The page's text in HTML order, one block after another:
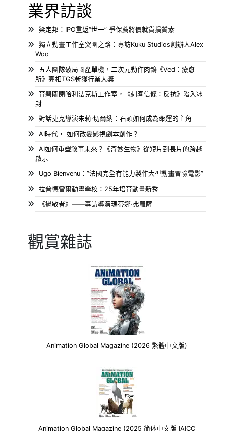
業界訪談
梁定邦：IPO重返“世一” 爭保薦將價就貨損質素
獨立動畫工作室突圍之路：專訪Kuku Studios創辦人Alex
Woo
五人團隊破局國產單機，二次元動作肉鴿《Ved：療愈
所》亮相TGS斬獲行業大獎
育碧關閉哈利法克斯工作室，《刺客信條：反抗》陷入冰
封
對話捷克導演朱莉·切爾納：石頭如何成為命運的主角
AI時代， 如何改變影視劇本創作？
AI如何重塑敘事未來？《奇妙生物》從短片到長片的跨越
啟示
Ugo Bienvenu：”法國完全有能力製作大型動畫冒險電影”
拉普德雷爾動畫學校：25年培育動畫新秀
《過敏者》——專訪導演瑪蒂娜·弗羅薩
觀賞雜誌
Animation Global Magazine (2026 繁體中文版)
Animation Global Magazine (2025 简体中文版 IAICC